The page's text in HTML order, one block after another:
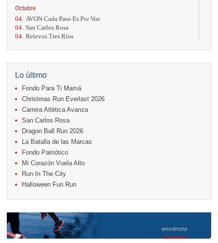
Octubre
04. AVON Cada Paso Es Por Vos
04. San Carlos Rosa
04. Relevos Tres Ríos
17. Caribe Paradise Run
18.
Casa Turire Trail Run
18. Warriors Run Circuit
18. Samsung Jacó Beach Half Marathon 2026
25. KRun by Under Armour
25. Run Alajuela
Noviembre
08. Lindora Run
15. Entre Pan y Rosas
Diciembre
06. Trail Vulcania 2026
12. Media Maratón Puntarenas 2026
Lo último
Fondo Para Ti Mamá
Christmas Run Everlast 2026
Carrera Atlética Avanza
San Carlos Rosa
Dragon Ball Run 2026
La Batalla de las Marcas
Fondo Patriótico
Mi Corazón Vuela Alto
Run In The City
Halloween Fun Run